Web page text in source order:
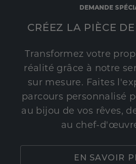
DEMANDE
CRÉEZ LA PIÈCE
Transformez votre
réalité grâce à notre
sur mesure. Faites
parcours personnalisé
au bijou de vos rêves,
au chef-
EN SAVOIR